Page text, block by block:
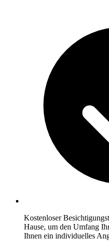
Kostenloser
Hause, um den Umfang
Ihnen ein individuelles